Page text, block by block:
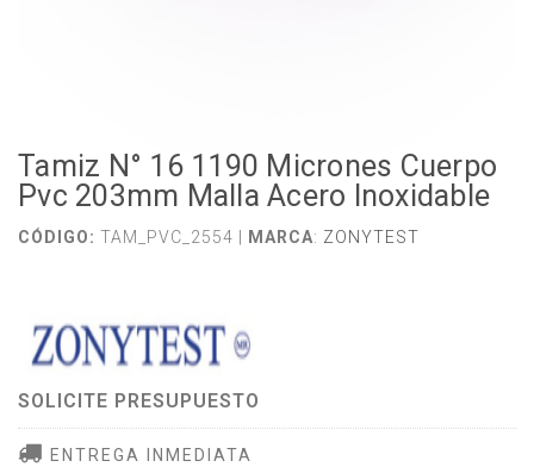
Tamiz N° 16 1190 Micrones Cuerpo
Pvc 203mm Malla Acero Inoxidable
CÓDIGO: TAM_PVC_2554 | MARCA: ZONYTEST
SOLICITE PRESUPUESTO
ENTREGA INMEDIATA